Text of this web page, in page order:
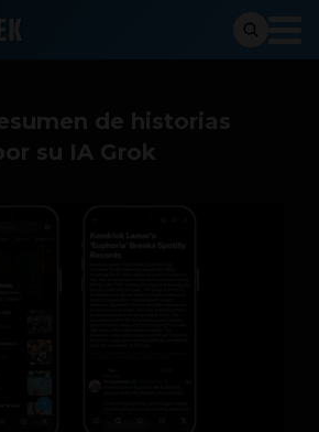
de 2024
de historias
su IA Grok